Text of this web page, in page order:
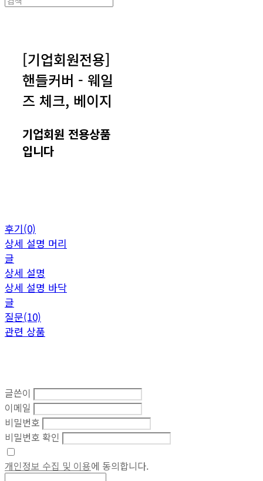
[기업회원전용]
핸들커버 - 웨일
즈 체크, 베이지
기업회원 전용상품
입니다
후기(0)
상세 설명 머리
글
상세 설명
상세 설명 바닥
글
질문(10)
관련 상품
글쓴이
이메일
비밀번호
비밀번호 확인
개인정보 수집 및 이용에 동의합니다.